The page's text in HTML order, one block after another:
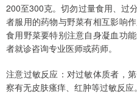
200至300克。切勿过量食用、过
者服用的药物与野菜有相互影响
食用野菜要特别注意自身凝血功
者就诊咨询专业医师或药师。
注意过敏反应：对过敏体质者，
察有无皮肤瘙痒、红肿等过敏反应。